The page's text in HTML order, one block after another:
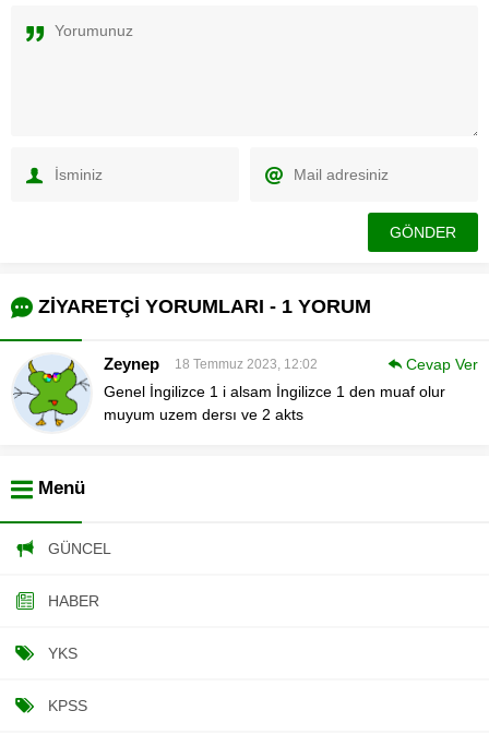
ZİYARETÇİ YORUMLARI - 1 YORUM
Zeynep 18 Temmuz 2023, 12:02
Genel İngilizce 1 i alsam İngilizce 1 den muaf olur
muyum uzem dersı ve 2 akts
Cevap Ver
Menü
GÜNCEL
HABER
YKS
KPSS